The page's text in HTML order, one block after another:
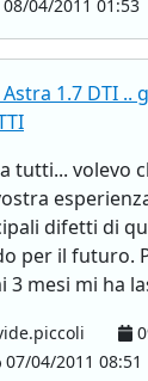
08/04/2011 01:53
1.7 DTI ..
tutti... volevo
difetti di
per il futuro.
3 mesi mi ha
07/04/2011 08:51